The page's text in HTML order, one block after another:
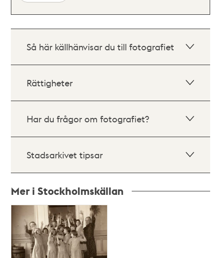
Så här källhänvisar du till fotografiet
Rättigheter
Har du frågor om fotografiet?
Stadsarkivet tipsar
Mer i Stockholmskällan
Relaterade
poster
och
teman